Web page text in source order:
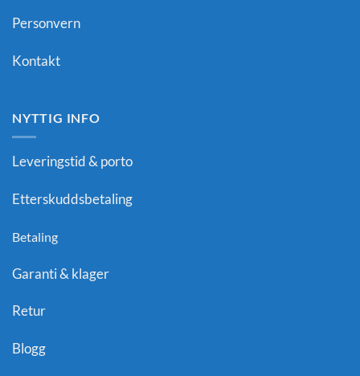
Personvern
Kontakt
NYTTIG INFO
Leveringstid & porto
Etterskuddsbetaling
Betaling
Garanti & klager
Retur
Blogg